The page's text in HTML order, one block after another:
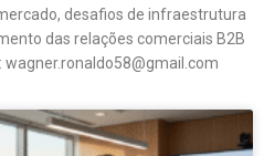
desafios de infraestrutura
das relações comerciais B2B